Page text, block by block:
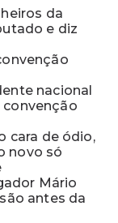
da
e diz
nacional
cara de ódio,
novo só
Mário
antes da